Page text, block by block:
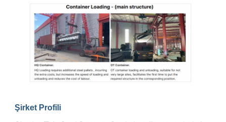
Şirket Profili